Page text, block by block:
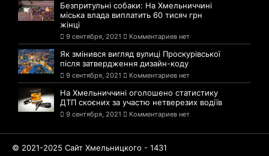
Безпритульні собаки: На Хмельниччині
міська влада виплатить 60 тисяч грн
жінці
9 сентября, 2021 Комментариев нет
Як змінився вигляд вулиці Проскурівської
після затвердження дизайн-коду
9 сентября, 2021 Комментариев нет
На Хмельниччині оголошено статистику
ДТП скоєних за участю нетверезих водіїв
9 сентября, 2021 Комментариев нет
© 2021-2025 Сайт Хмельницкого - 1431